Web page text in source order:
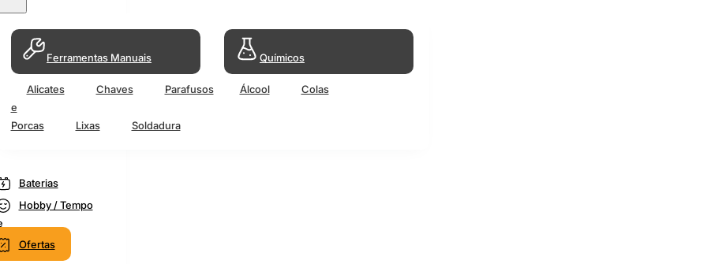
Ferramentas Manuais
Alicates Chaves
Parafusos
e
Porcas
Lixas Soldadura
Químicos
Álcool Colas
Baterias
Hobby / Tempo
Ofertas